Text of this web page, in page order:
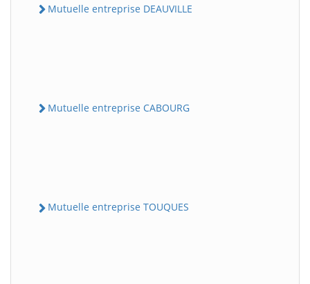
Mutuelle entreprise DEAUVILLE
Mutuelle entreprise CABOURG
Mutuelle entreprise TOUQUES